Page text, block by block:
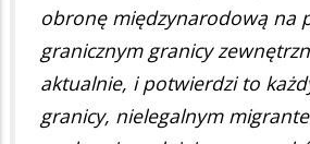
obronę międzynarodową na
granicznym granicy
aktualnie, i potwierdzi to
granicy, nielegalnym